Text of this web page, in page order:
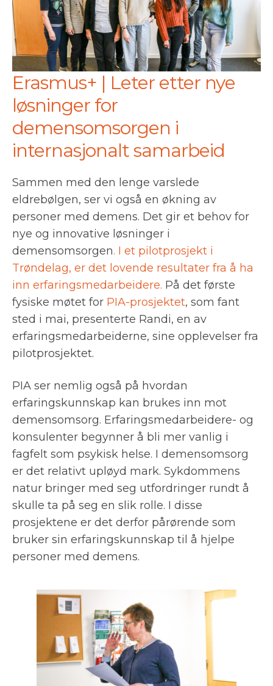
Erasmus+ | Leter etter nye
løsninger for
demensomsorgen i
internasjonalt samarbeid
Sammen med den lenge varslede
eldrebølgen, ser vi også en økning av
personer med demens. Det gir et behov for
nye og innovative løsninger i
demensomsorgen. I et pilotprosjekt i
Trøndelag, er det lovende resultater fra å ha
inn erfaringsmedarbeidere. På det første
fysiske møtet for PIA-prosjektet, som fant
sted i mai, presenterte Randi, en av
erfaringsmedarbeiderne, sine opplevelser fra
pilotprosjektet.
PIA ser nemlig også på hvordan
erfaringskunnskap kan brukes inn mot
demensomsorg. Erfaringsmedarbeidere- og
konsulenter begynner å bli mer vanlig i
fagfelt som psykisk helse. I demensomsorg
er det relativt upløyd mark. Sykdommens
natur bringer med seg utfordringer rundt å
skulle ta på seg en slik rolle. I disse
prosjektene er det derfor pårørende som
bruker sin erfaringskunnskap til å hjelpe
personer med demens.